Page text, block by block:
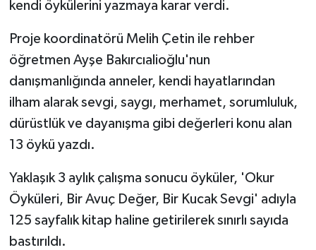
kendi öykülerini yazmaya karar verdi.
Proje koordinatörü Melih Çetin ile rehber
öğretmen Ayşe Bakırcıalioğlu'nun
danışmanlığında anneler, kendi hayatlarından
ilham alarak sevgi, saygı, merhamet, sorumluluk,
dürüstlük ve dayanışma gibi değerleri konu alan
13 öykü yazdı.
Yaklaşık 3 aylık çalışma sonucu öyküler, 'Okur
Öyküleri, Bir Avuç Değer, Bir Kucak Sevgi' adıyla
125 sayfalık kitap haline getirilerek sınırlı sayıda
bastırıldı.